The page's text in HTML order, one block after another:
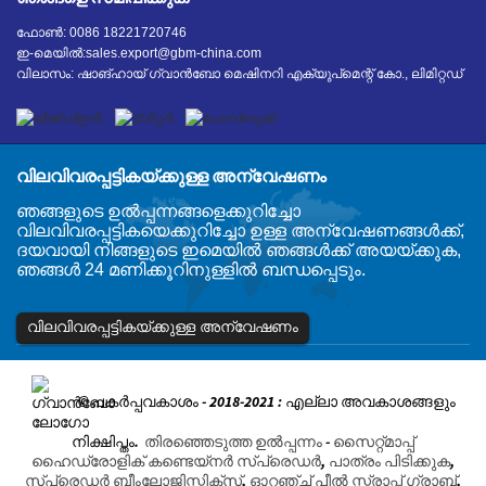
ഫോൺ: 0086 18221720746
ഇ-മെയിൽ:sales.export@gbm-china.com
വിലാസം: ഷാങ്ഹായ് ഗ്വാൻബോ മെഷിനറി എക്യുപ്‌മെന്റ് കോ., ലിമിറ്റഡ്
വിലവിവരപ്പട്ടികയ്ക്കുള്ള അന്വേഷണം
ഞങ്ങളുടെ ഉൽപ്പന്നങ്ങളെക്കുറിച്ചോ
വിലവിവരപ്പട്ടികയെക്കുറിച്ചോ ഉള്ള അന്വേഷണങ്ങൾക്ക്,
ദയവായി നിങ്ങളുടെ ഇമെയിൽ ഞങ്ങൾക്ക് അയയ്ക്കുക,
ഞങ്ങൾ 24 മണിക്കൂറിനുള്ളിൽ ബന്ധപ്പെടും.
വിലവിവരപ്പട്ടികയ്ക്കുള്ള അന്വേഷണം
© പകർപ്പവകാശം - 2018-2021 : എല്ലാ അവകാശങ്ങളും
നിക്ഷിപ്തം. തിരഞ്ഞെടുത്ത ഉൽപ്പന്നം- സൈറ്റ്മാപ്പ്
ഹൈഡ്രോളിക് കണ്ടെയ്നർ സ്പ്രെഡർ, പാത്രം പിടിക്കുക,
സ്പ്രെഡർ ബീംലോജിസ്റ്റിക്സ്, ഓറഞ്ച് പീൽ സ്ക്രാപ്പ് ഗ്രാബ്,